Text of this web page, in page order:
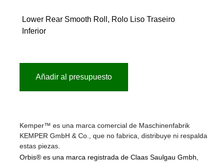
Lower Rear Smooth Roll, Rolo Liso Traseiro
Inferior
Añadir al presupuesto
Kemper™ es una marca comercial de Maschinenfabrik
KEMPER GmbH & Co., que no fabrica, distribuye ni respalda
estas piezas.
Orbis® es una marca registrada de Claas Saulgau Gmbh,